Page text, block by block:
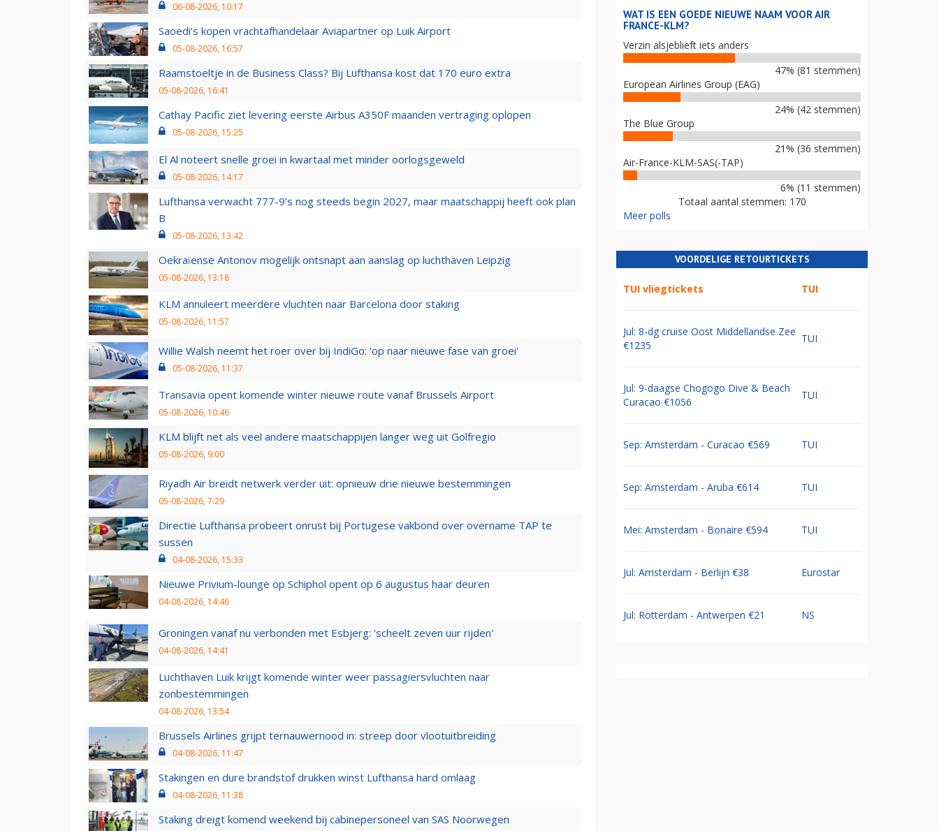
06-08-2026, 10:17
Saoedi’s kopen vrachtafhandelaar Aviapartner op Luik Airport
05-08-2026, 16:57
Raamstoeltje in de Business Class? Bij Lufthansa kost dat 170 euro extra
05-08-2026, 16:41
Cathay Pacific ziet levering eerste Airbus A350F maanden vertraging oplopen
05-08-2026, 15:25
El Al noteert snelle groei in kwartaal met minder oorlogsgeweld
05-08-2026, 14:17
Lufthansa verwacht 777-9’s nog steeds begin 2027, maar maatschappij heeft ook plan
B
05-08-2026, 13:42
Oekraïense Antonov mogelijk ontsnapt aan aanslag op luchthaven Leipzig
05-08-2026, 13:18
KLM annuleert meerdere vluchten naar Barcelona door staking
05-08-2026, 11:57
Willie Walsh neemt het roer over bij IndiGo: 'op naar nieuwe fase van groei'
05-08-2026, 11:37
Transavia opent komende winter nieuwe route vanaf Brussels Airport
05-08-2026, 10:46
KLM blijft net als veel andere maatschappijen langer weg uit Golfregio
05-08-2026, 9:00
Riyadh Air breidt netwerk verder uit: opnieuw drie nieuwe bestemmingen
05-08-2026, 7:29
Directie Lufthansa probeert onrust bij Portugese vakbond over overname TAP te
sussen
04-08-2026, 15:33
Nieuwe Privium-lounge op Schiphol opent op 6 augustus haar deuren
04-08-2026, 14:46
Groningen vanaf nu verbonden met Esbjerg: 'scheelt zeven uur rijden'
04-08-2026, 14:41
Luchthaven Luik krijgt komende winter weer passagiersvluchten naar
zonbestemmingen
04-08-2026, 13:54
Brussels Airlines grijpt ternauwernood in: streep door vlootuitbreiding
04-08-2026, 11:47
Stakingen en dure brandstof drukken winst Lufthansa hard omlaag
04-08-2026, 11:38
Staking dreigt komend weekend bij cabinepersoneel van SAS Noorwegen
WAT IS EEN GOEDE NIEUWE NAAM VOOR AIR
FRANCE-KLM?
Verzin alsjeblieft iets anders
47% (81 stemmen)
European Airlines Group (EAG)
24% (42 stemmen)
The Blue Group
21% (36 stemmen)
Air-France-KLM-SAS(-TAP)
6% (11 stemmen)
Totaal aantal stemmen: 170
Meer polls
VOORDELIGE RETOURTICKETS
TUI vliegtickets TUI
Jul: 8-dg cruise Oost Middellandse Zee
€1235
TUI
Jul: 9-daagse Chogogo Dive & Beach
Curacao €1056
TUI
Sep: Amsterdam - Curacao €569 TUI
Sep: Amsterdam - Aruba €614 TUI
Mei: Amsterdam - Bonaire €594 TUI
Jul: Amsterdam - Berlijn €38 Eurostar
Jul: Rotterdam - Antwerpen €21 NS